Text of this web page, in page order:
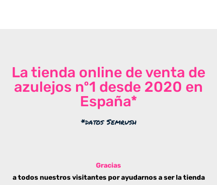
La tienda online de venta de
azulejos nº1 desde 2020 en
España*
*datos Semrush
Gracias
a todos nuestros visitantes por ayudarnos a ser la tienda